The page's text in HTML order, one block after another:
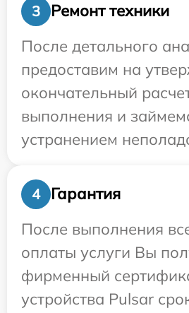
3
Ремонт техники
После детального
предоставим на
окончательный
выполнения и
устранением
4
Гарантия
После выполнения
оплаты услуги Вы
фирменный
устройства Pulsar